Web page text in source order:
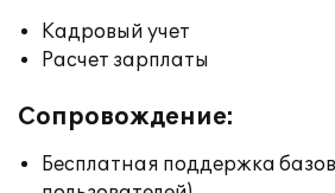
Кадровый учет
Расчет зарплаты
Сопровождение:
Бесплатная поддержка